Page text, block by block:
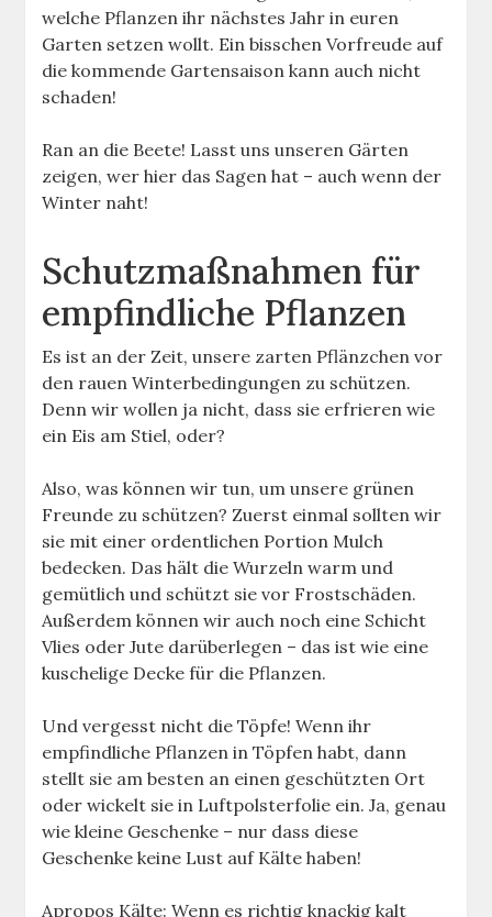
welche Pflanzen ihr nächstes Jahr in euren
Garten setzen wollt. Ein bisschen Vorfreude auf
die kommende Gartensaison kann auch nicht
schaden!
Ran an die Beete! Lasst uns unseren Gärten
zeigen, wer hier das Sagen hat – auch wenn der
Winter naht!
Schutzmaßnahmen für
empfindliche Pflanzen
Es ist an der Zeit, unsere zarten Pflänzchen vor
den rauen Winterbedingungen zu schützen.
Denn wir wollen ja nicht, dass sie erfrieren wie
ein Eis am Stiel, oder?
Also, was können wir tun, um unsere grünen
Freunde zu schützen? Zuerst einmal sollten wir
sie mit einer ordentlichen Portion Mulch
bedecken. Das hält die Wurzeln warm und
gemütlich und schützt sie vor Frostschäden.
Außerdem können wir auch noch eine Schicht
Vlies oder Jute darüberlegen – das ist wie eine
kuschelige Decke für die Pflanzen.
Und vergesst nicht die Töpfe! Wenn ihr
empfindliche Pflanzen in Töpfen habt, dann
stellt sie am besten an einen geschützten Ort
oder wickelt sie in Luftpolsterfolie ein. Ja, genau
wie kleine Geschenke – nur dass diese
Geschenke keine Lust auf Kälte haben!
Apropos Kälte: Wenn es richtig knackig kalt